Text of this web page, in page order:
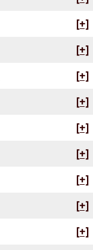
[+]
[+]
[+]
[+]
[+]
[+]
[+]
[+]
[+]